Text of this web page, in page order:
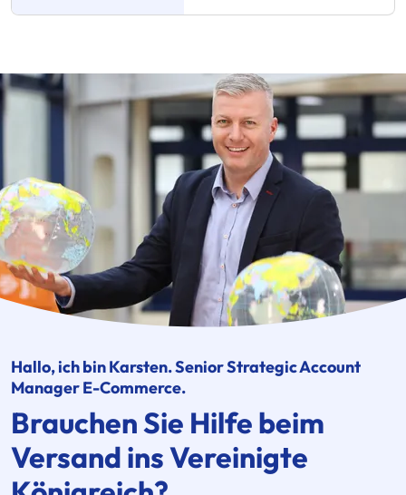
Hallo, ich bin Karsten. Senior Strategic Account
Manager E-Commerce.
Brauchen Sie Hilfe beim
Versand ins Vereinigte